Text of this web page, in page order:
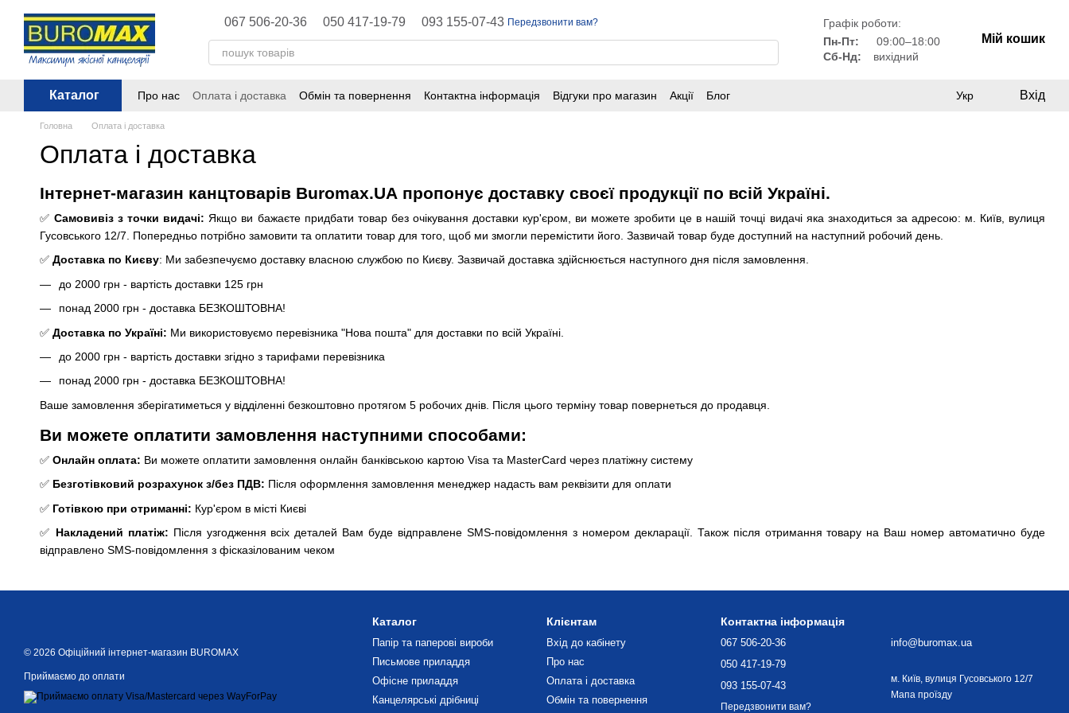
Перейти до основного контенту
067 506-20-36 050 417-19-79 093 155-07-43 Передзвонити вам?
Графік роботи:
Пн-Пт:
09:00–18:00
Сб-Нд:
вихідний
Мій кошик
Каталог Про нас Оплата і доставка Обмін та повернення Контактна інформація Відгуки про магазин Акції
Блог
Укр Вхід
Головна Оплата і доставка
Оплата і доставка
Інтернет-магазин канцтоварів Buromax.UA пропонує доставку своєї продукції по всій Україні.
✅Самовивіз з точки видачі: Якщо ви бажаєте придбати товар без очікування доставки кур'єром, ви можете зробити це в нашій точці видачі яка знаходиться за адресою: м. Київ, вулиця
Гусовського 12/7. Попередньо потрібно замовити та оплатити товар для того, щоб ми змогли перемістити його. Зазвичай товар буде доступний на наступний робочий день.
✅ Доставка по Києву: Ми забезпечуємо доставку власною службою по Києву. Зазвичай доставка здійснюється наступного дня після замовлення.
до 2000 грн - вартість доставки 125 грн
понад 2000 грн - доставка БЕЗКОШТОВНА!
✅ Доставка по Україні: Ми використовуємо перевізника "Нова пошта" для доставки по всій Україні.
до 2000 грн - вартість доставки згідно з тарифами перевізника
понад 2000 грн - доставка БЕЗКОШТОВНА!
Ваше замовлення зберігатиметься у відділенні безкоштовно протягом 5 робочих днів. Після цього терміну товар повернеться до продавця.
Ви можете оплатити замовлення наступними способами:
✅ Онлайн оплата: Ви можете оплатити замовлення онлайн банківською картою Visa та MasterCard через платіжну систему
✅ Безготівковий розрахунок з/без ПДВ: Після оформлення замовлення менеджер надасть вам реквізити для оплати
✅ Готівкою при отриманні: Кур'єром в місті Києві
✅ Накладений платіж: Після узгодження всіх деталей Вам буде відправлене SMS-повідомлення з номером декларації. Також після отримання товару на Ваш номер автоматично буде
відправлено SMS-повідомлення з фісказілованим чеком
© 2026 Офіційний інтернет-магазин BUROMAX
Приймаємо до оплати
Каталог
Папір та паперові вироби
Письмове приладдя
Офісне приладдя
Канцелярські дрібниці
Клієнтам
Вхід до кабінету
Про нас
Оплата і доставка
Обмін та повернення
Контактна інформація
067 506-20-36
050 417-19-79
093 155-07-43
Передзвонити вам?
info@buromax.ua
м. Київ, вулиця Гусовського 12/7
Мапа проїзду